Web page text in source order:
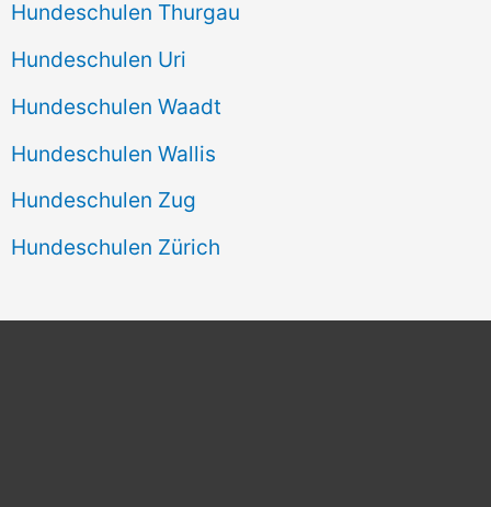
Hundeschulen Thurgau
Hundeschulen Uri
Hundeschulen Waadt
Hundeschulen Wallis
Hundeschulen Zug
Hundeschulen Zürich